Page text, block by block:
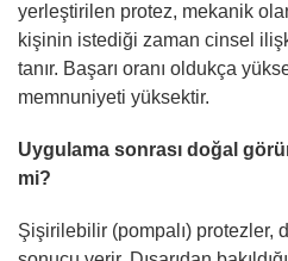
yerleştirilen protez, mekanik
kişinin istediği zaman cinsel
tanır. Başarı oranı oldukça
memnuniyeti yüksektir.
Uygulama sonrası doğal
mi?
Şişirilebilir (pompalı) protezler,